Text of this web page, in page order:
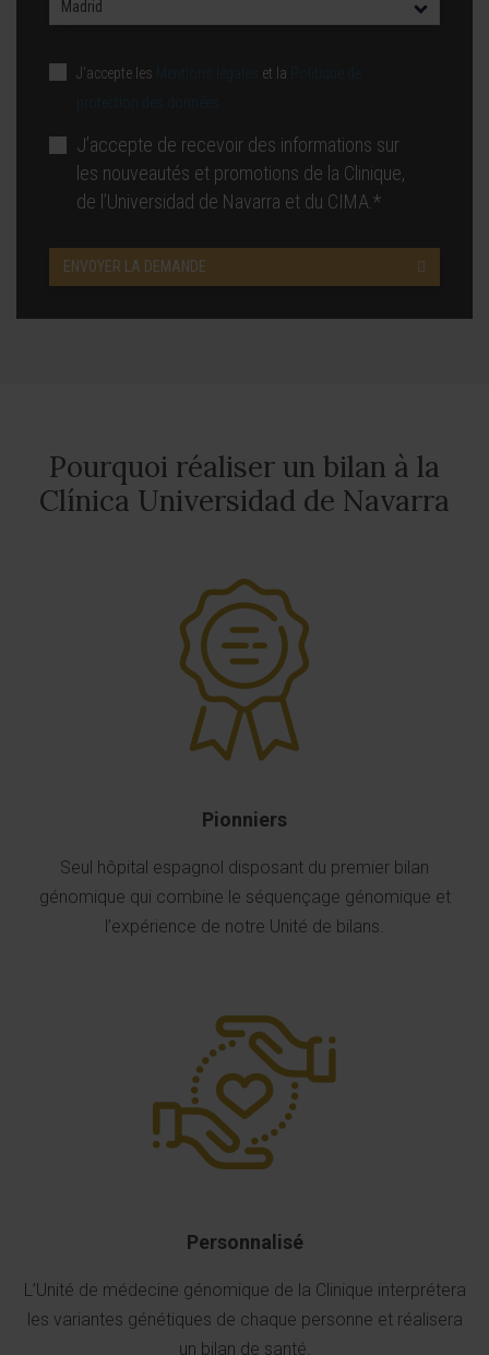
J’accepte les et la
J’accepte de recevoir des informations sur
les nouveautés et promotions de la Clinique,
de l’Universidad de Navarra et du CIMA.*
ENVOYER LA DEMANDE
Pourquoi réaliser un bilan à la
Clínica Universidad de Navarra
Pionniers
Seul hôpital espagnol disposant du premier bilan
génomique qui combine le séquençage génomique et
l’expérience de notre Unité de bilans.
Personnalisé
L’Unité de médecine génomique de la Clinique interprétera
les variantes génétiques de chaque personne et réalisera
un bilan de santé.